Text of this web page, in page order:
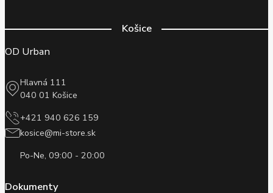
Košice
OD Urban
Hlavná 111
040 01 Košice
+421 940 626 159
kosice@mi-store.sk
Po-Ne, 09:00 - 20:00
Dokumenty